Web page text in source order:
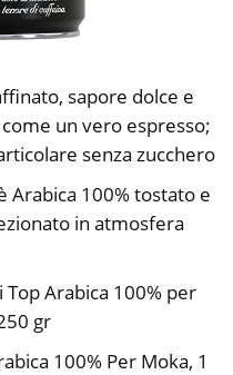
sapore dolce e
un vero espresso;
senza zucchero
Arabica 100% tostato e
in atmosfera
Arabica 100% per
gr
100% Per Moka, 1